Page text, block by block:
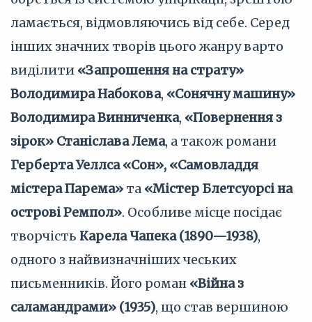
ламається, відмовляючись від себе. Серед
інших значних творів цього жанру варто
виділити «Запрошення на страту»
Володимира Набокова, «Сонячну машину»
Володимира Винниченка, «Повернення з
зірок» Станіслава Лема, а також романи
Герберта Уеллса «Сон», «Самовладдя
містера Парема» та «Містер Блетсуорсі на
острові Ремпол». Особливе місце посідає
творчість Карела Чапека (1890—1938),
одного з найвизначніших чеських
письменників. Його роман «Війна з
саламандрами» (1935), що став вершиною